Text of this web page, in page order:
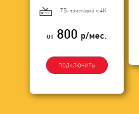
ТВ-приставка с 4K
от 800 р/мес.
ПОДКЛЮЧИТЬ